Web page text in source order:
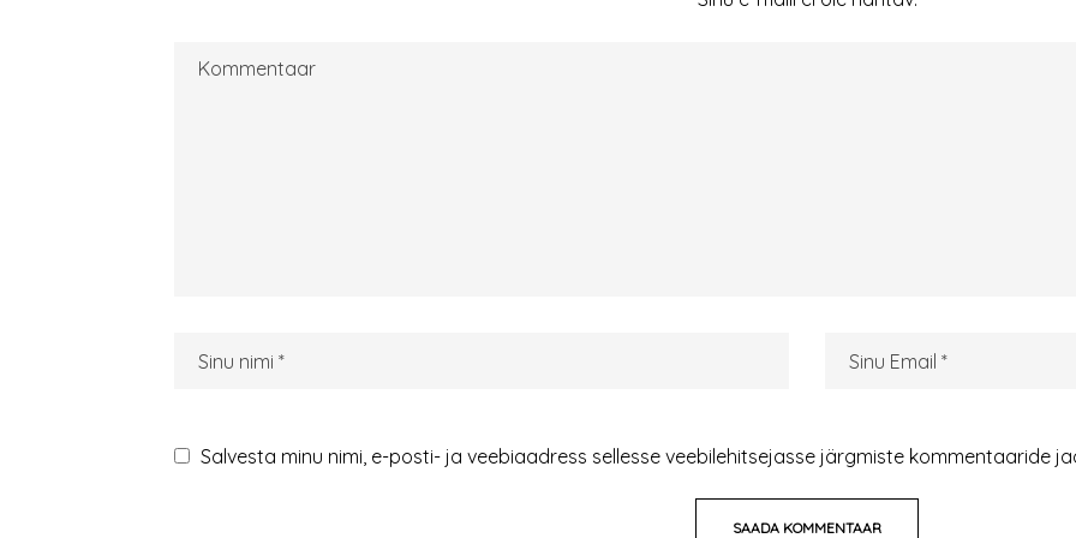
Salvesta minu nimi, e-posti- ja veebiaadress sellesse veebilehitsejasse järgmiste kommentaaride